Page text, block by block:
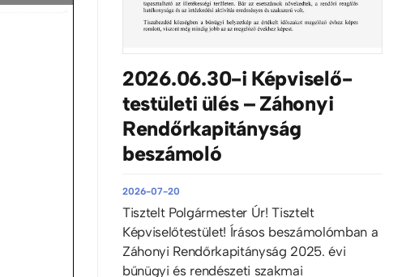
2026.06.30-i Képviselő-
testületi ülés – Záhonyi
Rendőrkapitányság
beszámoló
2026-07-20
Tisztelt Polgármester Úr! Tisztelt
Képviselőtestület! Írásos beszámolómban a
Záhonyi Rendőrkapitányság 2025. évi
bűnügyi és rendészeti szakmai